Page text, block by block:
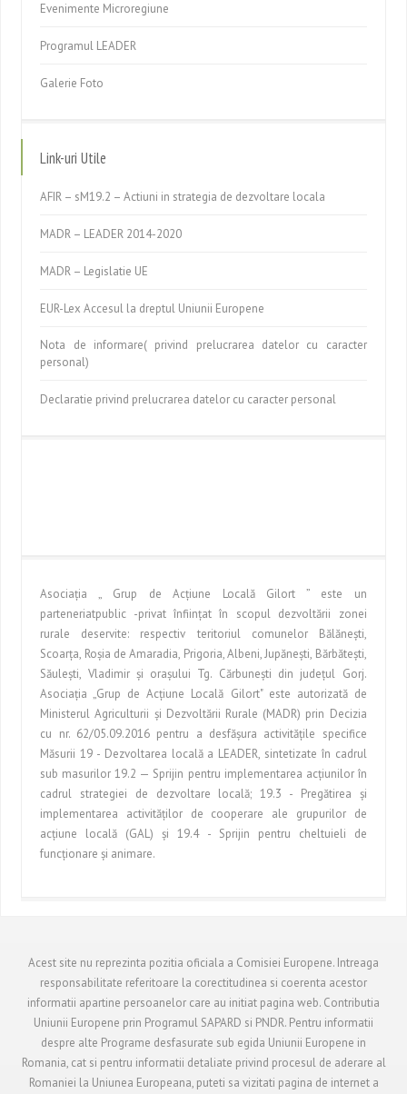
Evenimente Microregiune
Programul LEADER
Galerie Foto
Link-uri Utile
AFIR – sM19.2 – Actiuni in strategia de dezvoltare locala
MADR – LEADER 2014-2020
MADR – Legislatie UE
EUR-Lex Accesul la dreptul Uniunii Europene
Nota de informare( privind prelucrarea datelor cu caracter
personal)
Declaratie privind prelucrarea datelor cu caracter personal
Asociaţia „ Grup de Acţiune Locală Gilort ” este un
parteneriatpublic -privat înfiinţat în scopul dezvoltării zonei
rurale deservite: respectiv teritoriul comunelor Bălăneşti,
Scoarţa, Roşia de Amaradia, Prigoria, Albeni, Jupăneşti, Bărbăteşti,
Săuleşti, Vladimir şi oraşului Tg. Cărbuneşti din judeţul Gorj.
Asociaţia „Grup de Acţiune Locală Gilort" este autorizată de
Ministerul Agriculturii şi Dezvoltării Rurale (MADR) prin Decizia
cu nr. 62/05.09.2016 pentru a desfăşura activităţile specifice
Măsurii 19 - Dezvoltarea locală a LEADER, sintetizate în cadrul
sub masurilor 19.2 — Sprijin pentru implementarea acţiunilor în
cadrul strategiei de dezvoltare locală; 19.3 - Pregătirea şi
implementarea activităţilor de cooperare ale grupurilor de
acţiune locală (GAL) şi 19.4 - Sprijin pentru cheltuieli de
funcţionare şi animare.
Acest site nu reprezinta pozitia oficiala a Comisiei Europene. Intreaga
responsabilitate referitoare la corectitudinea si coerenta acestor
informatii apartine persoanelor care au initiat pagina web. Contributia
Uniunii Europene prin Programul SAPARD si PNDR. Pentru informatii
despre alte Programe desfasurate sub egida Uniunii Europene in
Romania, cat si pentru informatii detaliate privind procesul de aderare al
Romaniei la Uniunea Europeana, puteti sa vizitati pagina de internet a